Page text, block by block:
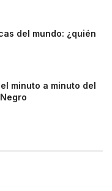
del mundo: ¿quién
minuto a minuto del